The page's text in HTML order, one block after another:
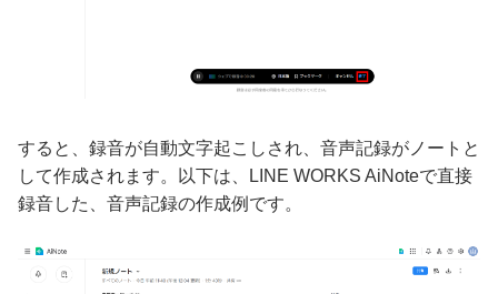
すると、録音が自動文字起こしされ、音声記録がノートと
して作成されます。以下は、LINE WORKS AiNoteで直接
録音した、音声記録の作成例です。